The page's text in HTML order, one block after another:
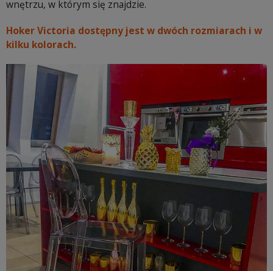
wnętrzu, w którym się znajdzie.
Hoker Victoria dostępny jest w dwóch rozmiarach i w
kilku kolorach.